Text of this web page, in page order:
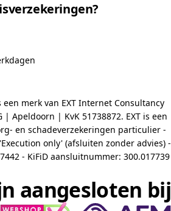
merk van EXT Internet Consultancy
| Apeldoorn | KvK 51738872. EXT is een
en schadeverzekeringen particulier -
only' (afsluiten zonder advies) -
- KiFiD aansluitnummer: 300.017739
aangesloten bij